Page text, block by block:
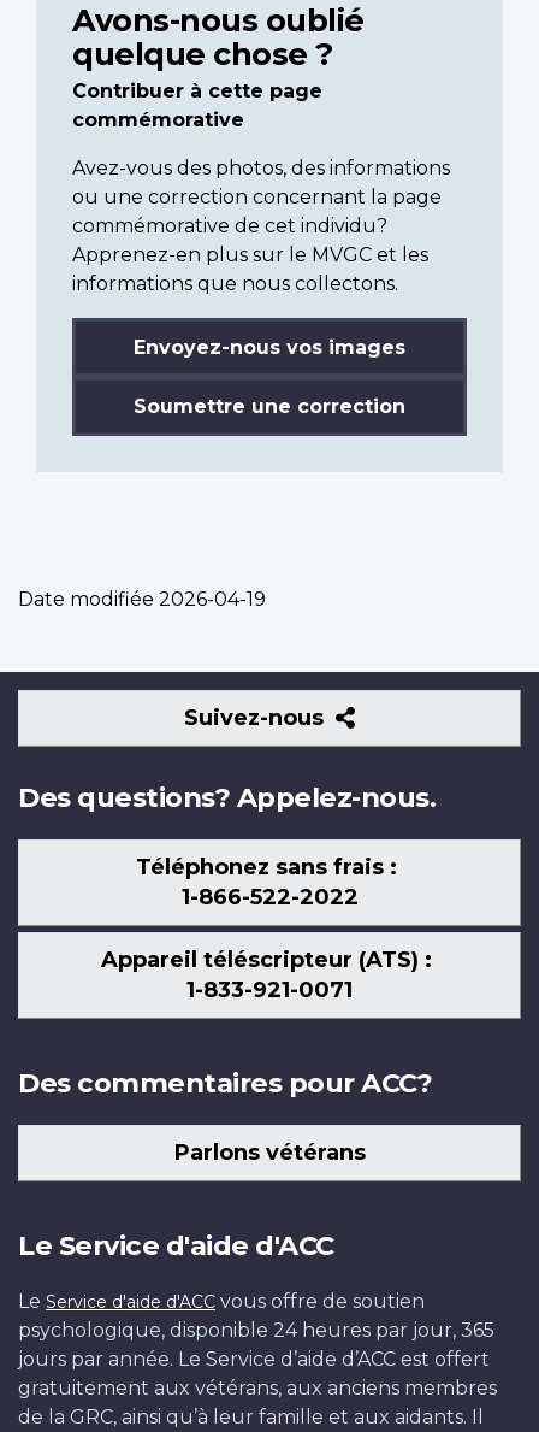
Avons-nous oublié
quelque chose ?
Contribuer à cette page
commémorative
Avez-vous des photos, des informations
ou une correction concernant la page
commémorative de cet individu?
Apprenez-en plus sur le MVGC et les
informations que nous collectons.
Envoyez-nous vos images
Soumettre une correction
Date modifiée 2026-04-19
Suivez-nous
Suivez-
nous
Des questions? Appelez-nous.
Téléphonez sans frais :
1-866-522-2022
Appareil téléscripteur (ATS) :
1-833-921-0071
Des commentaires pour ACC?
Parlons vétérans
Le Service d'aide d'ACC
Le Service d'aide d'ACC vous offre de soutien
psychologique, disponible 24 heures par jour, 365
jours par année. Le Service d’aide d’ACC est offert
gratuitement aux vétérans, aux anciens membres
de la GRC, ainsi qu’à leur famille et aux aidants. Il